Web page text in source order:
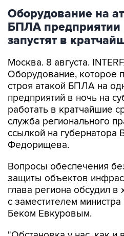
Оборудование на
БПЛА
запустят в
Москва. 8 августа.
Оборудование, которое
строя атакой БПЛА на
предприятий в ночь на
работать в кратчайшие
служба регионального
ссылкой на губернатора
Федорищева.
Вопросы обеспечения
защиты объектов
глава региона обсудил в
с заместителем
Беком Евкуровым.